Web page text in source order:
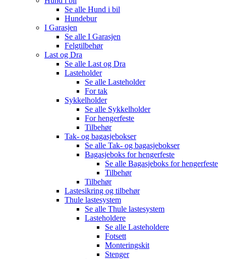
Se alle Hund i bil
Hundebur
I Garasjen
Se alle I Garasjen
Felgtilbehør
Last og Dra
Se alle Last og Dra
Lasteholder
Se alle Lasteholder
For tak
Sykkelholder
Se alle Sykkelholder
For hengerfeste
Tilbehør
Tak- og bagasjebokser
Se alle Tak- og bagasjebokser
Bagasjeboks for hengerfeste
Se alle Bagasjeboks for hengerfeste
Tilbehør
Tilbehør
Lastesikring og tilbehør
Thule lastesystem
Se alle Thule lastesystem
Lasteholdere
Se alle Lasteholdere
Fotsett
Monteringskit
Stenger